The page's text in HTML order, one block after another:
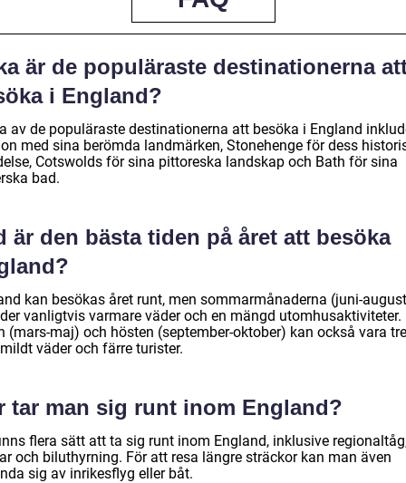
är de populäraste destinationerna
i England?
av de populäraste destinationerna att besöka i England
med sina berömda landmärken, Stonehenge för dess
Cotswolds för sina pittoreska landskap och Bath för sina
bad.
är den bästa tiden på året att besöka
kan besökas året runt, men sommarmånaderna (juni-
vanligtvis varmare väder och en mängd utomhusaktiviteter.
(mars-maj) och hösten (september-oktober) kan också vara
väder och färre turister.
tar man sig runt inom England?
flera sätt att ta sig runt inom England, inklusive
och biluthyrning. För att resa längre sträckor kan man även
sig av inrikesflyg eller båt.